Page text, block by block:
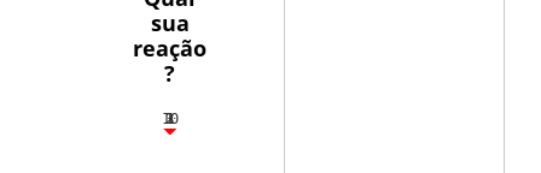
sua
reação
?
3
1
1
2
10